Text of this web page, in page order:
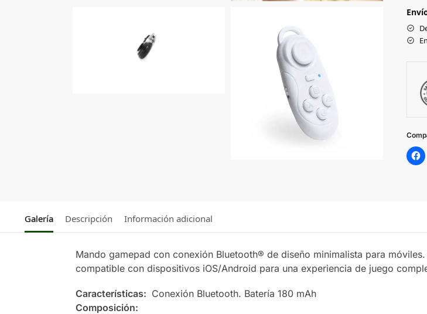
Galería Descripción Información adicional
Mando gamepad con conexión Bluetooth® de diseño minimalista para
compatible con dispositivos iOS/Android para una experiencia de juego
Características: Conexión Bluetooth. Batería 180 mAh
Composición: